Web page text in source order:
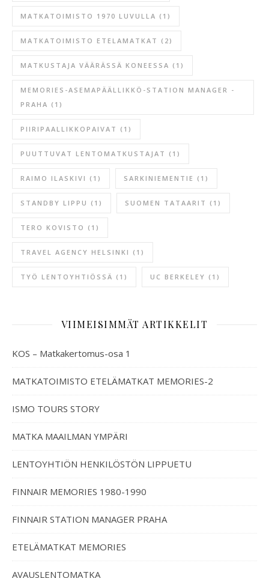
MATKATOIMISTO 1970 LUVULLA (1)
MATKATOIMISTO ETELAMATKAT (2)
MATKUSTAJA VÄÄRÄSSÄ KONEESSA (1)
MEMORIES-ASEMAPÄÄLLIKKÖ-STATION MANAGER -
PRAHA (1)
PIIRIPAALLIKKOPAIVAT (1)
PUUTTUVAT LENTOMATKUSTAJAT (1)
RAIMO ILASKIVI (1) SARKINIEMENTIE (1)
STANDBY LIPPU (1) SUOMEN TATAARIT (1)
TERO KOVISTO (1)
TRAVEL AGENCY HELSINKI (1)
TYÖ LENTOYHTIÖSSÄ (1) UC BERKELEY (1)
VIIMEISIMMÄT ARTIKKELIT
KOS – Matkakertomus-osa 1
MATKATOIMISTO ETELÄMATKAT MEMORIES-2
ISMO TOURS STORY
MATKA MAAILMAN YMPÄRI
LENTOYHTIÖN HENKILÖSTÖN LIPPUETU
FINNAIR MEMORIES 1980-1990
FINNAIR STATION MANAGER PRAHA
ETELÄMATKAT MEMORIES
AVAUSLENTOMATKA